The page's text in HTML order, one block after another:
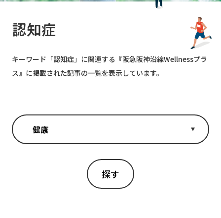
認知症
キーワード「認知症」に関連する『阪急阪神沿線Wellnessプラ
ス』に掲載された記事の一覧を表示しています。